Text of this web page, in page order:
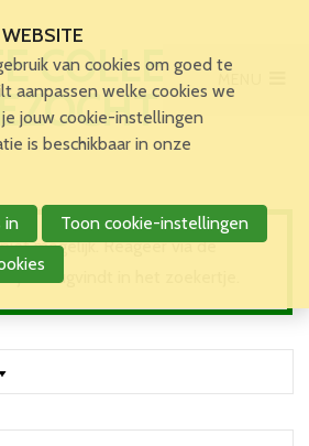
COLLEGA
mogelijk. Reageer via de
je terugvindt in het zoekertje.
Main Menu
Home
Voor patiënten en zorgverleners
Verpleegkundigen
VBZV Helpcenter
Nieuws
Zoekertjes
Nuttige links
Navormingen
van cookies om goed te
aanpassen welke cookies we
jouw cookie-instellingen
is beschikbaar in onze
in
Toon cookie-instellingen